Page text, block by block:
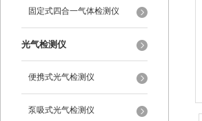
固定式四合一气体检测仪
光气检测仪
便携式光气检测仪
泵吸式光气检测仪